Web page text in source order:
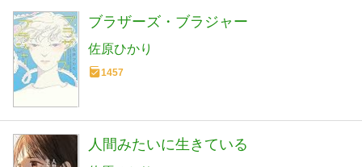
ブラザーズ・ブラジャー
佐原ひかり
1457
人間みたいに生きている